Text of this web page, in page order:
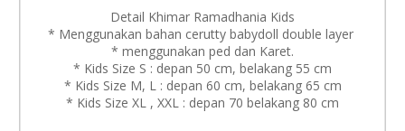
Detail Khimar Ramadhania Kids
* Menggunakan bahan cerutty babydoll double layer
* menggunakan ped dan Karet.
* Kids Size S : depan 50 cm, belakang 55 cm
* Kids Size M, L : depan 60 cm, belakang 65 cm
* Kids Size XL , XXL : depan 70 belakang 80 cm